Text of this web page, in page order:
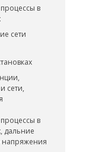
в
сети
сети,
в
дальние
напряжения